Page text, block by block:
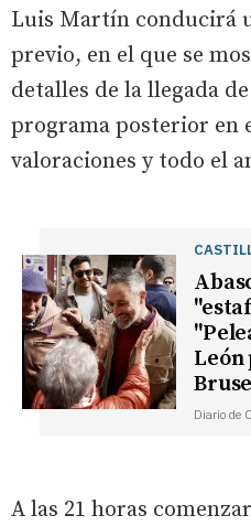
Luis Martín conducirá
previo, en el que se
detalles de la llegada
programa posterior en
valoraciones y todo el
León
Diario de
A las 21 horas